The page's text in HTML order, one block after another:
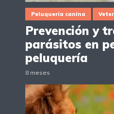
Peluquería canina
Prevención y
parásitos en
peluquería
8 meses